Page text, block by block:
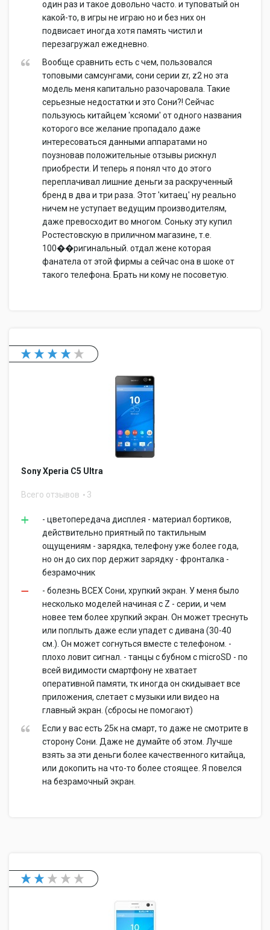
один раз и такое довольно часто. и туповатый он
какой-то, в игры не играю но и без них он
подвисает иногда хотя память чистил и
перезагружал ежедневно.
Вообще сравнить есть с чем, пользовался
топовыми самсунгами, сони серии zr, z2 но эта
модель меня капитально разочаровала. Такие
серьезные недостатки и это Сони?! Сейчас
пользуюсь китайцем 'ксяоми' от одного названия
которого все желание пропадало даже
интересоваться данными аппаратами но
поузновав положительные отзывы рискнул
приобрести. И теперь я понял что до этого
переплачивал лишние деньги за раскрученный
бренд в два и три раза. Этот 'китаец' ну реально
ничем не уступает ведущим производителям,
даже превосходит во многом. Соньку эту купил
Ростестовскую в приличном магазине, т.е.
100��ригинальный. отдал жене которая
фанатела от этой фирмы а сейчас она в шоке от
такого телефона. Брать ни кому не посоветую.
Sony Xperia C5 Ultra
Всего отзывов 3
- цветопередача дисплея - материал бортиков,
действительно приятный по тактильным
ощущениям - зарядка, телефону уже более года,
но он до сих пор держит зарядку - фронталка -
безрамочник
- болезнь ВСЕХ Сони, хрупкий экран. У меня было
несколько моделей начиная с Z - серии, и чем
новее тем более хрупкий экран. Он может треснуть
или поплыть даже если упадет с дивана (30-40
см.). Он может согнуться вместе с телефоном. -
плохо ловит сигнал. - танцы с бубном с microSD - по
всей видимости смартфону не хватает
оперативной памяти, тк иногда он скидывает все
приложения, слетает с музыки или видео на
главный экран. (сбросы не помогают)
Если у вас есть 25к на смарт, то даже не смотрите в
сторону Сони. Даже не думайте об этом. Лучше
взять за эти деньги более качественного китайца,
или докопить на что-то более стоящее. Я повелся
на безрамочный экран.